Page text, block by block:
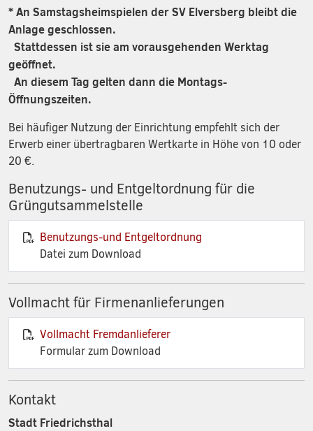
* An Samstagsheimspielen der SV Elversberg bleibt die
Anlage geschlossen.
Stattdessen ist sie am vorausgehenden Werktag
geöffnet.
An diesem Tag gelten dann die Montags-
Öffnungszeiten.
Bei häufiger Nutzung der Einrichtung empfehlt sich der
Erwerb einer übertragbaren Wertkarte in Höhe von 10 oder
20 €.
Benutzungs- und Entgeltordnung für die
Grüngutsammelstelle
Benutzungs-und Entgeltordnung
Datei zum Download
Vollmacht für Firmenanlieferungen
Vollmacht Fremdanlieferer
Formular zum Download
Kontakt
Stadt Friedrichsthal